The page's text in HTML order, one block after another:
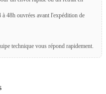
48h ouvrées avant l'expédition de
technique vous répond rapidement.